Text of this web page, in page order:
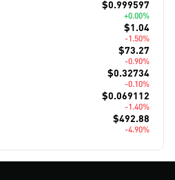
$0.999597
+0.00%
$1.04
-1.50%
$73.27
-0.90%
$0.32734
-0.10%
$0.069112
-1.40%
$492.88
-4.90%